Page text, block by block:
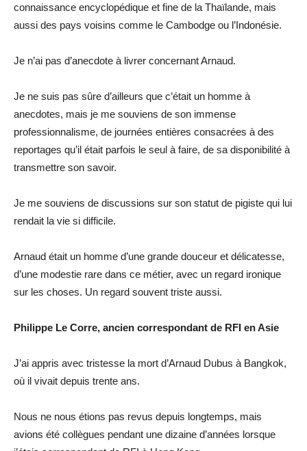
connaissance encyclopédique et fine de la Thaïlande, mais
aussi des pays voisins comme le Cambodge ou l’Indonésie.
Je n’ai pas d’anecdote à livrer concernant Arnaud.
Je ne suis pas sûre d’ailleurs que c’était un homme à
anecdotes, mais je me souviens de son immense
professionnalisme, de journées entières consacrées à des
reportages qu’il était parfois le seul à faire, de sa disponibilité à
transmettre son savoir.
Je me souviens de discussions sur son statut de pigiste qui lui
rendait la vie si difficile.
Arnaud était un homme d’une grande douceur et délicatesse,
d’une modestie rare dans ce métier, avec un regard ironique
sur les choses. Un regard souvent triste aussi.
Philippe Le Corre, ancien correspondant de RFI en Asie
J’ai appris avec tristesse la mort d’Arnaud Dubus à Bangkok,
où il vivait depuis trente ans.
Nous ne nous étions pas revus depuis longtemps, mais
avions été collègues pendant une dizaine d’années lorsque